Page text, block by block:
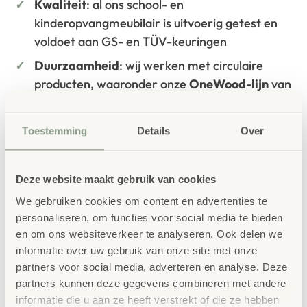
Toestemming Details Over
Deze website maakt gebruik van cookies
We gebruiken cookies om content en advertenties te
personaliseren, om functies voor social media te bieden
en om ons websiteverkeer te analyseren. Ook delen we
informatie over uw gebruik van onze site met onze
partners voor social media, adverteren en analyse. Deze
partners kunnen deze gegevens combineren met andere
informatie die u aan ze heeft verstrekt of die ze hebben
Kwaliteit: al ons school- en
kinderopvangmeubilair is uitvoerig getest en
voldoet aan GS- en TÜV-keuringen
Duurzaamheid: wij werken met circulaire
producten, waaronder onzeOneWood-lijnvan
milieukeurmerk
EU-Ecolabel